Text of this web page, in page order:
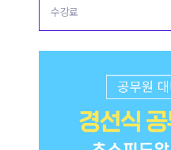
수강료